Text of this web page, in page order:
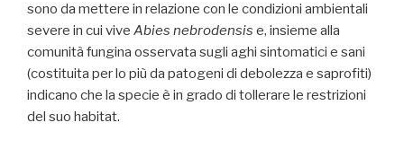
sono da mettere in relazione con le condizioni ambientali
severe in cui vive Abies nebrodensis e, insieme alla
comunità fungina osservata sugli aghi sintomatici e sani
(costituita per lo più da patogeni di debolezza e saprofiti)
indicano che la specie è in grado di tollerare le restrizioni
del suo habitat.